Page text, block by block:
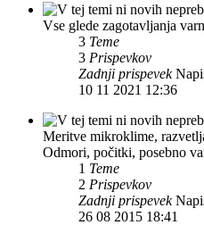
Vse glede zagotavljanja
3 Teme
3 Prispevkov
Zadnji prispevek
10 11 2021 12:36
Meritve mikroklime,
Odmori, počitki, posebno
1 Teme
2 Prispevkov
Zadnji prispevek
26 08 2015 18:41